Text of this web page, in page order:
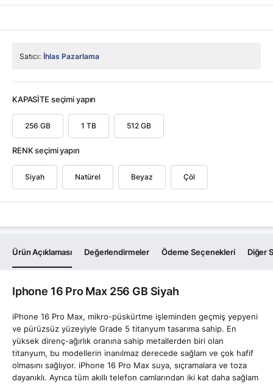
Satıcı: İhlas Pazarlama
KAPASİTE seçimi yapın
256 GB 1 TB 512 GB
RENK seçimi yapın
Siyah Natürel Beyaz Çöl
Ürün Açıklaması Değerlendirmeler Ödeme Seçenekleri Diğer
Iphone 16 Pro Max 256 GB Siyah
iPhone 16 Pro Max, mikro-püskürtme işleminden geçmiş yepyeni
ve pürüzsüz yüzeyiyle Grade 5 titanyum tasarıma sahip. En
yüksek direnç-ağırlık oranına sahip metallerden biri olan
titanyum, bu modellerin inanılmaz derecede sağlam ve çok hafif
olmasını sağlıyor. iPhone 16 Pro Max suya, sıçramalara ve toza
dayanıklı. Ayrıca tüm akıllı telefon camlarından iki kat daha sağlam